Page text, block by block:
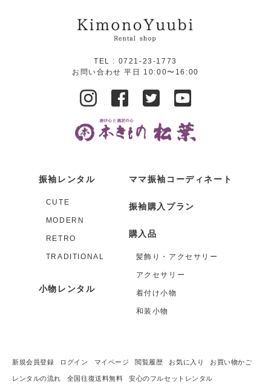
TEL : 0721-23-1773
お問い合わせ 平日 10:00〜16:00
振袖レンタル
CUTE
MODERN
RETRO
TRADITIONAL
小物レンタル
ママ振袖コーディネート
振袖購入プラン
購入品
髪飾り・アクセサリー
アクセサリー
着付け小物
和装小物
新規会員登録 ログイン マイページ 閲覧履歴 お気に入り お買い物かご
レンタルの流れ 全国往復送料無料 安心のフルセットレンタル